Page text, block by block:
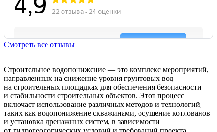
Смотреть все отзывы
Строительное водопонижение — это комплекс мероприятий,
направленных на снижение уровня грунтовых вод
на строительных площадках для обеспечения безопасности
и стабильности строительных объектов. Этот процесс
включает использование различных методов и технологий,
таких как водопонижение скважинами, осушение котлованов
и установка дренажных систем, в зависимости
от гидрогеологических условий и требований проекта.